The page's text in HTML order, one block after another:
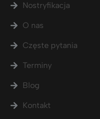
Nostryfikacja
O nas
Częste pytania
Terminy
Blog
Kontakt